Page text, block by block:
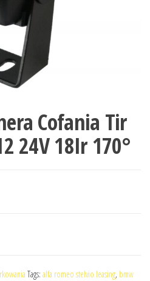
Cofania Tir
24V 18Ir 170°
Tags: alfa romeo stelvio leasing, bmw